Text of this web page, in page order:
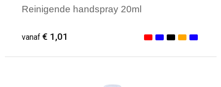
Reinigende handspray 20ml
vanaf € 1,01